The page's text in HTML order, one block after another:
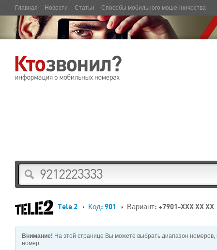
Главная Новости Статьи Способы мобильного мошенничества
Tele 2 Код: 901 Вариант: +7901-XXX XX XX
Внимание! На этой странице Вы можете выбрать диапазон
номер.